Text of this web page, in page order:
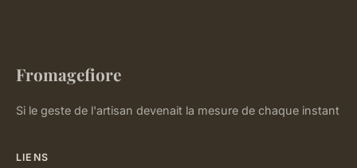
Fromagefiore
Si le geste de l'artisan devenait la mesure de chaque instant
LIENS